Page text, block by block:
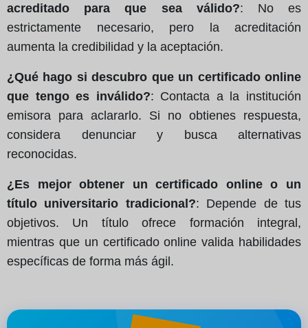
acreditado para que sea válido?: No es
estrictamente necesario, pero la acreditación
aumenta la credibilidad y la aceptación.
¿Qué hago si descubro que un certificado online
que tengo es inválido?: Contacta a la institución
emisora para aclararlo. Si no obtienes respuesta,
considera denunciar y busca alternativas
reconocidas.
¿Es mejor obtener un certificado online o un
título universitario tradicional?: Depende de tus
objetivos. Un título ofrece formación integral,
mientras que un certificado online valida habilidades
específicas de forma más ágil.